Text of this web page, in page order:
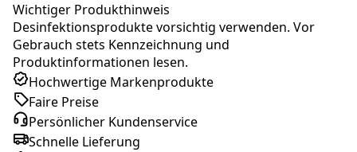
Wichtiger Produkthinweis
Desinfektionsprodukte vorsichtig verwenden. Vor
Gebrauch stets Kennzeichnung und
Produktinformationen lesen.
Hochwertige Markenprodukte
Faire Preise
Persönlicher Kundenservice
Schnelle Lieferung